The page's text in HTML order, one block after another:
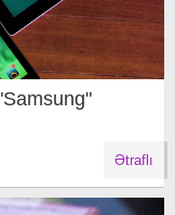
Ətraflı